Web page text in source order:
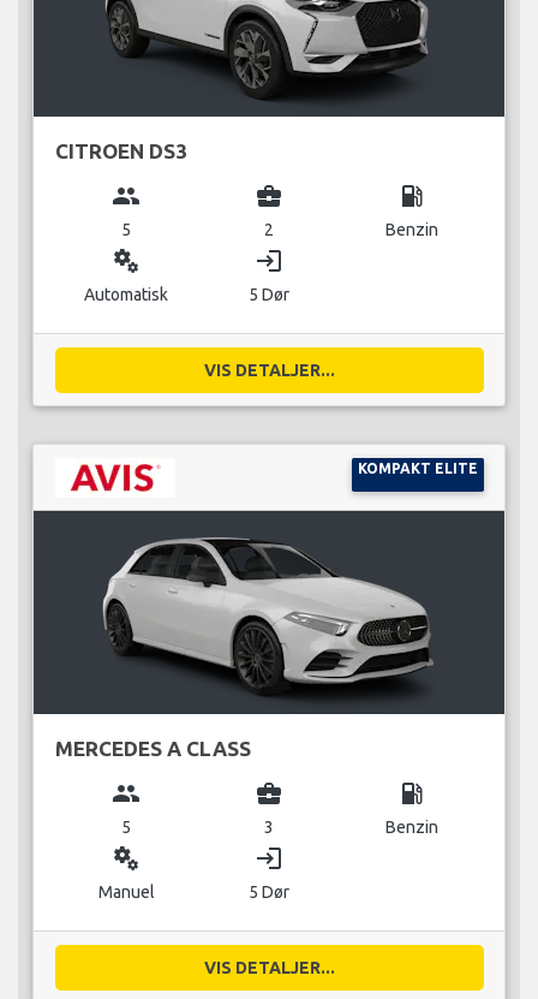
CITROEN DS3
group
5
business_center
2
local_gas_station
Benzin
miscellaneous_services
Automatisk
login
5 Dør
VIS DETALJER...
KOMPAKT ELITE
MERCEDES A CLASS
group
5
business_center
3
local_gas_station
Benzin
miscellaneous_services
Manuel
login
5 Dør
VIS DETALJER...